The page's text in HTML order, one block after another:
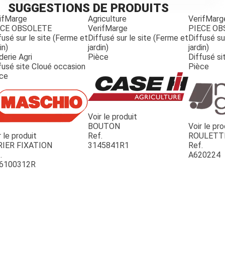
JOUET
SUGGESTIONS DE PRODUITS
OBSOLETE
sur le site (Ferme et
Agri
site Cloué occasion
le produit
FIXATION
Agriculture
VerifMarge
Diffusé sur le site (Ferme et
jardin)
Pièce
Voir le produit
BOUTON
Ref.
3145841R1
PIECE
Diffusé
jardin)
Diffusé
Pièce
Voir le
Ref.
A620224